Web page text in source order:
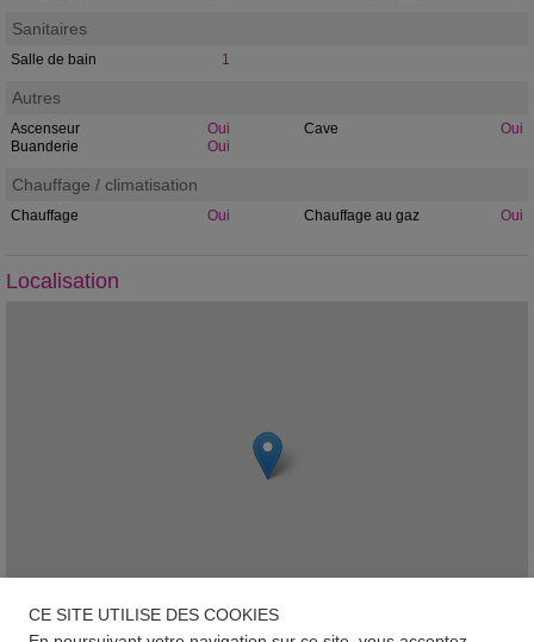
Sanitaires
Salle de bain 1
Autres
Ascenseur Oui Cave
Oui
Buanderie
Oui
Chauffage / climatisation
Chauffage Oui Chauffage au gaz Oui
Localisation
CE SITE UTILISE DES COOKIES